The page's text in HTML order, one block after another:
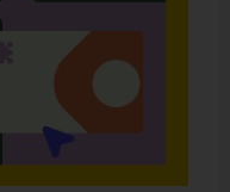
в зависимости от
или в десктопном